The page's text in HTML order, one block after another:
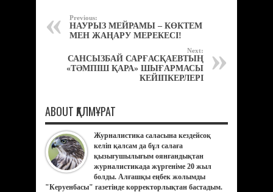
Previous:
НАУРЫЗ МЕЙРАМЫ – КӨКТЕМ
МЕН ЖАҢАРУ МЕРЕКЕСІ!
Next:
САНСЫЗБАЙ САРҒАСҚАЕВТЫҢ
«ТӘМПІШ ҚАРА» ШЫҒАРМАСЫ
КЕЙІПКЕРЛЕРІ
ABOUT ҚАЛМҰРАТ
Журналистика саласына кездейсоқ
келіп қалсам да бұл салаға
қызығушылығым оянғандықтан
журналистикада жүргеніме 20 жыл
болды. Алғашқы еңбек жолымды
"Керуенбасы" газетінде корректорлықтан бастадым.